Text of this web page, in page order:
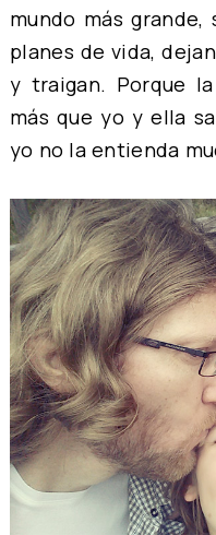
mundo más
planes de vida,
y traigan. Porque
más que yo y ella
yo no la entienda